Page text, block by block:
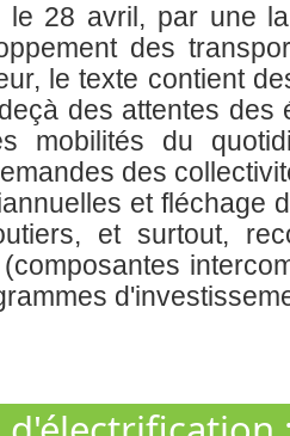
le 28 avril, par une
des
le texte contient
des attentes
mobilités du
des
et fléchage
et surtout,